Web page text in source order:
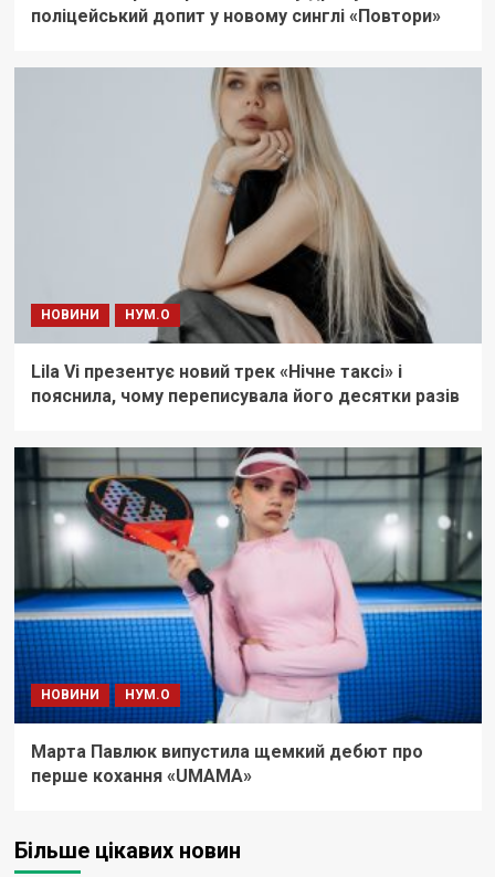
поліцейський допит у новому синглі «Повтори»
НОВИНИ НУМ.О
Lila Vi презентує новий трек «Нічне таксі» і
пояснила, чому переписувала його десятки разів
НОВИНИ НУМ.О
Марта Павлюк випустила щемкий дебют про
перше кохання «UМАМА»
Більше цікавих новин